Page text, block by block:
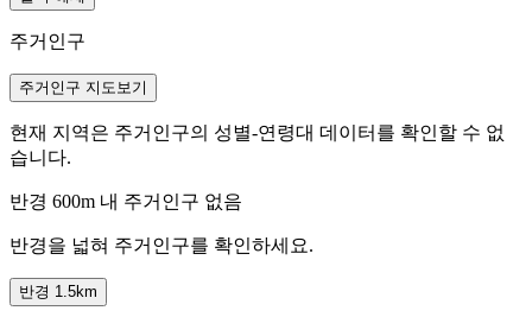
주거인구
주거인구 지도보기
현재 지역은 주거인구의 성별-연령대 데이터를 확인할 수 없
습니다.
반경 600m 내 주거인구 없음
반경을 넓혀 주거인구를 확인하세요.
반경 1.5km